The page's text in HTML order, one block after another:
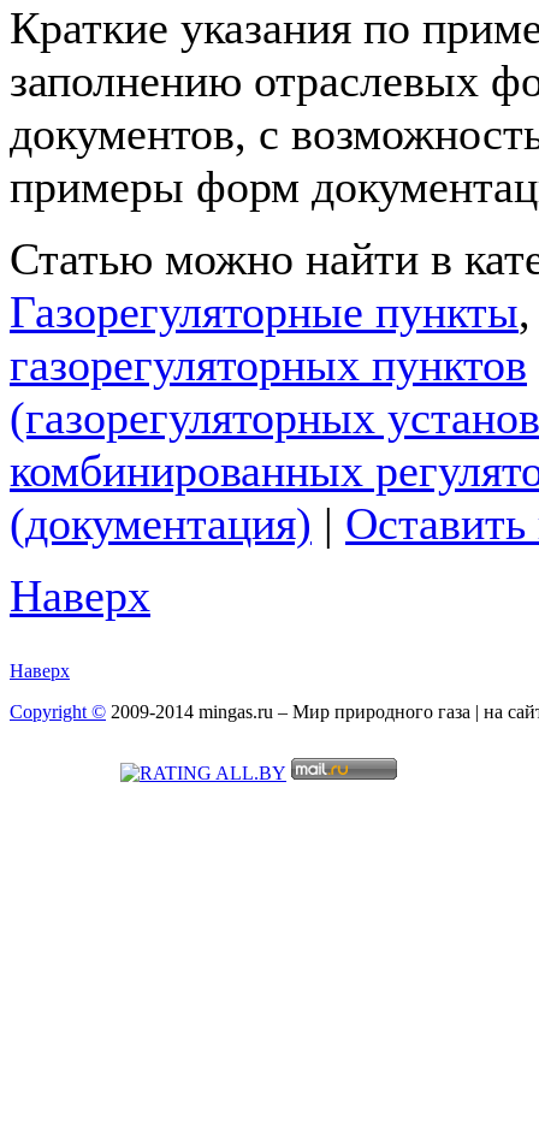
Краткие указания по
заполнению отраслевых
документов, с
примеры форм
Статью можно найти в
Газорегуляторные пункты
газорегуляторных пунктов
(газорегуляторных
комбинированных
(документация) |
Наверх
Наверх
Copyright © 2009-2014 mingas.ru – Мир природного газа | на